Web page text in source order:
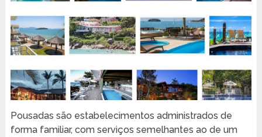
Pousadas são estabelecimentos administrados de
forma familiar, com serviços semelhantes ao de um